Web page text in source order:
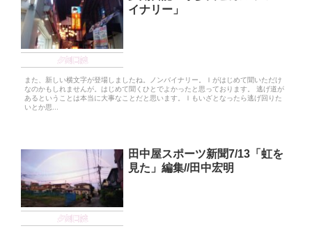
夕刻日誌
イナリー」
また、新しい横文字が登場しましたね。ノンバイナリー。Ｉがはじめて聞いただけ
なのかもしれませんが。はじめて聞くひとでよかったと思っております。 逃げ道が
あるということは本当に大事なことだと思います。Ｉもいざとなったら逃げ回りた
いとか思...
夕刻日誌
田中屋スポーツ新聞7/13「虹を
見た」編集//田中宏明